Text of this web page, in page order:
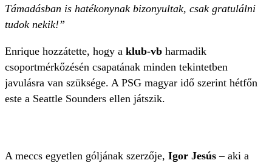
Támadásban is hatékonynak bizonyultak, csak gratulálni
tudok nekik!”
Enrique hozzátette, hogy a klub-vb harmadik
csoportmérkőzésén csapatának minden tekintetben
javulásra van szüksége. A PSG magyar idő szerint hétfőn
este a Seattle Sounders ellen játszik.
A meccs egyetlen góljának szerzője, Igor Jesús – aki a